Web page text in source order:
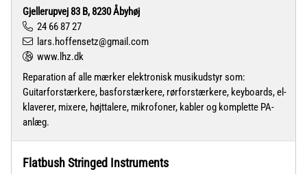
Gjellerupvej 83 B, 8230 Åbyhøj
24 66 87 27
lars.hoffensetz@gmail.com
www.lhz.dk
Reparation af alle mærker elektronisk musikudstyr som:
Guitarforstærkere, basforstærkere, rørforstærkere, keyboards, el-
klaverer, mixere, højttalere, mikrofoner, kabler og komplette PA-
anlæg.
Flatbush Stringed Instruments